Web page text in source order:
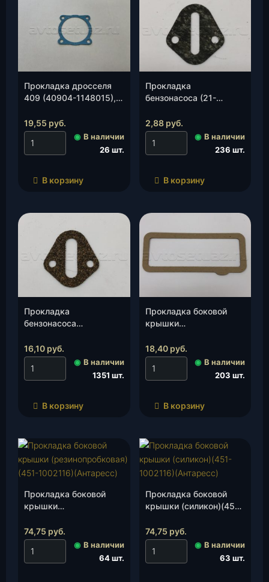
Прокладка дросселя
409 (40904-1148015),
19,55 руб.
◉ В наличии
26 шт.
В корзину
Прокладка
бензонасоса (21-
шт.
2,88 руб.
◉ В наличии
236 шт.
В корзину
Прокладка
бензонасоса
1106170-01), шт.
16,10 руб.
◉ В наличии
1351 шт.
В корзину
Прокладка боковой
крышки
(Антаресс), шт.
18,40 руб.
◉ В наличии
203 шт.
В корзину
Прокладка боковой
крышки
(451-1002116)
(Антаресс), шт.
74,75 руб.
◉ В наличии
64 шт.
Прокладка боковой
крышки (силикон)(451-
шт.
74,75 руб.
◉ В наличии
63 шт.